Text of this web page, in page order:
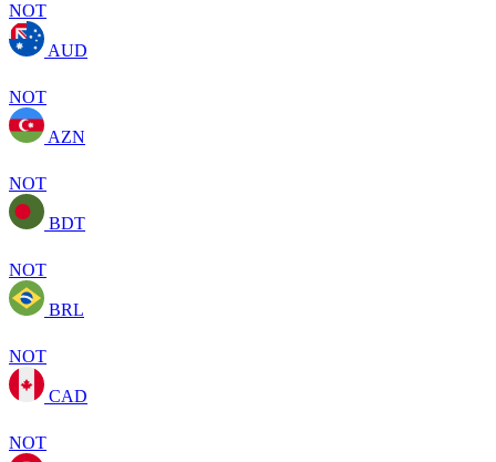
NOT
AUD
NOT
AZN
NOT
BDT
NOT
BRL
NOT
CAD
NOT